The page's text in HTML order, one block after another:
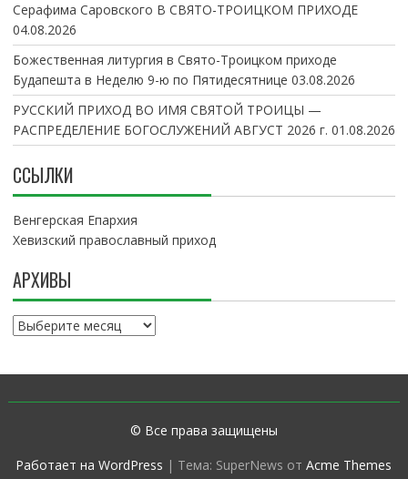
Серафима Саровского В СВЯТО-ТРОИЦКОМ ПРИХОДЕ
04.08.2026
Божественная литургия в Свято-Троицком приходе
Будапешта в Неделю 9-ю по Пятидесятнице 03.08.2026
РУССКИЙ ПРИХОД ВО ИМЯ СВЯТОЙ ТРОИЦЫ —
РАСПРЕДЕЛЕНИЕ БОГОСЛУЖЕНИЙ АВГУСТ 2026 г. 01.08.2026
ССЫЛКИ
Венгерская Епархия
Хевизский православный приход
АРХИВЫ
А
в
© Все права защищены
Работает на WordPress | Тема: SuperNews отAcme Themes